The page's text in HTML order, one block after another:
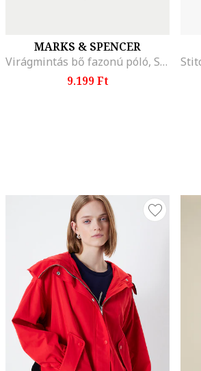
MARKS & SPENCER
Virágmintás bő fazonú póló, Sárga/Bézs/Kék
9.199 Ft